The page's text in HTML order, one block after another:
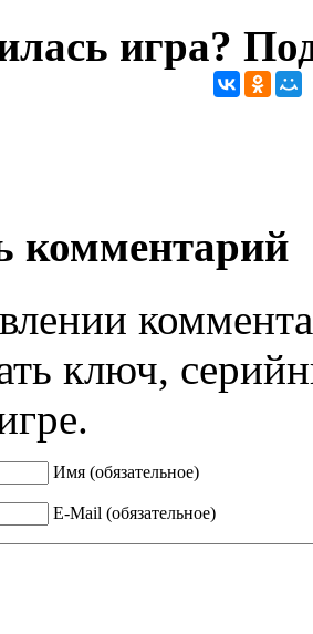
игра?
комментарий
ключ,
Имя (обязательное)
E-Mail (обязательное)